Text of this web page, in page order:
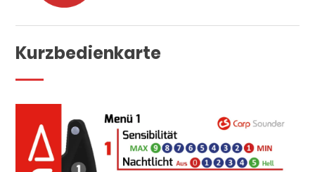
Kurzbedienkarte